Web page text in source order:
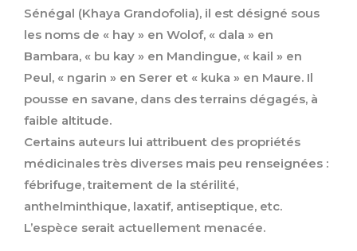
Sénégal (Khaya Grandofolia), il est désigné sous
les noms de « hay » en Wolof, « dala » en
Bambara, « bu kay » en Mandingue, « kail » en
Peul, « ngarin » en Serer et « kuka » en Maure. Il
pousse en savane, dans des terrains dégagés, à
faible altitude.
Certains auteurs lui attribuent des propriétés
médicinales très diverses mais peu renseignées :
fébrifuge, traitement de la stérilité,
anthelminthique, laxatif, antiseptique, etc.
L’espèce serait actuellement menacée.